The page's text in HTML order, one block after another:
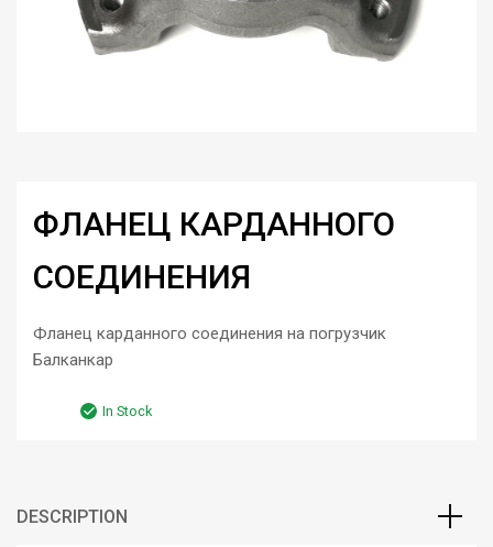
ФЛАНЕЦ КАРДАННОГО
СОЕДИНЕНИЯ
Фланец карданного соединения на погрузчик
Балканкар
In Stock
DESCRIPTION